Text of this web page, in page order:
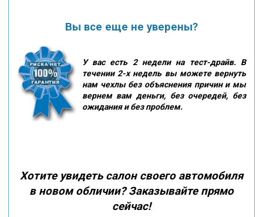
Вы все еще не уверены?
У вас есть 2 недели на тест-драйв. В
течении 2-х недель вы можете вернуть
нам чехлы без объяснения причин и мы
вернем вам деньги, без очередей, без
ожидания и без проблем.
Хотите увидеть салон своего автомобиля
в новом обличии? Заказывайте прямо
сейчас!